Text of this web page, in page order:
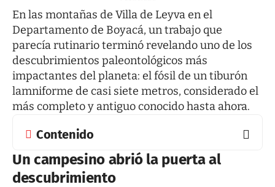
En las montañas de Villa de Leyva en el
Departamento de Boyacá, un trabajo que
parecía rutinario terminó revelando uno de los
descubrimientos paleontológicos más
impactantes del planeta: el fósil de un tiburón
lamniforme de casi siete metros, considerado el
más completo y antiguo conocido hasta ahora.
Contenido
Un campesino abrió la puerta al
descubrimiento